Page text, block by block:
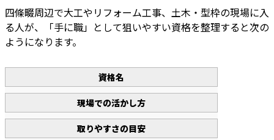
四條畷周辺で大工やリフォーム工事、土木・型枠の現場に入
る人が、「手に職」として狙いやすい資格を整理すると次の
ようになります。
資格名
現場での活かし方
取りやすさの目安